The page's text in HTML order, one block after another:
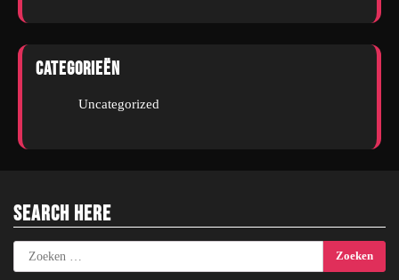
Categorieën
Uncategorized
Search Here
Zoeken
naar: